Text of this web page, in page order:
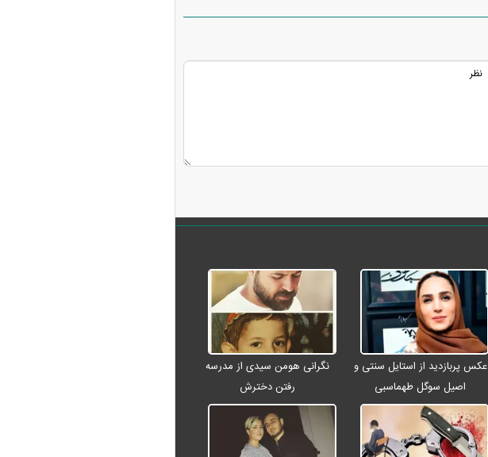
عکس پربازدید از استایل سنتی و
اصیل سوگل طهماسبی
نگرانی هومن سیدی از مدرسه
رفتن دخترش